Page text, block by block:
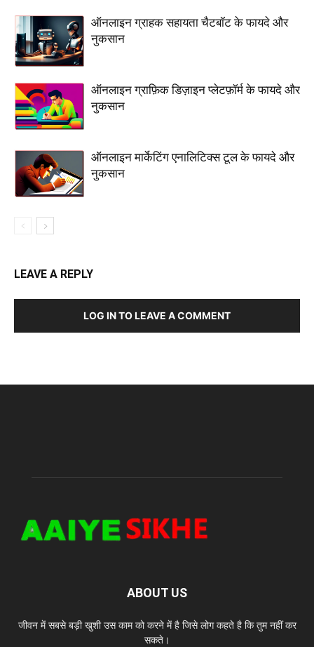
ऑनलाइन ग्राहक सहायता चैटबॉट के फायदे और
नुकसान
ऑनलाइन ग्राफ़िक डिज़ाइन प्लेटफ़ॉर्म के फायदे और
नुकसान
ऑनलाइन मार्केटिंग एनालिटिक्स टूल के फायदे और
नुकसान
LEAVE A REPLY
LOG IN TO LEAVE A COMMENT
ABOUT US
जीवन में सबसे बड़ी खुशी उस काम को करने में है जिसे लोग कहते है कि तुम नहीं कर
सकते।